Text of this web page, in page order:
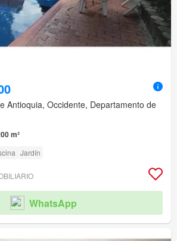
Antioquia, Occidente, Departamento de
m²
Jardín
WhatsApp